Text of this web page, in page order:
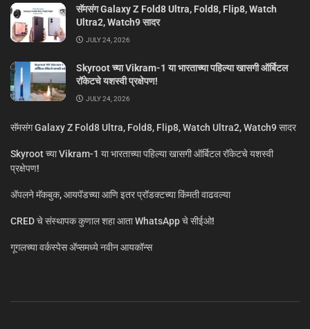
सॅमसंग Galaxy Z Fold8 Ultra, Fold8, Flip8, Watch
Ultra2, Watch9 सादर
JULY 24, 2026
Skyroot च्या Vikram-1 या भारताच्या पहिल्या खासगी ऑर्बिटल
रॉकेटचे यशस्वी प्रक्षेपण!
JULY 24, 2026
सॅमसंग Galaxy Z Fold8 Ultra, Fold8, Flip8, Watch Ultra2, Watch9 सादर
Skyroot च्या Vikram-1 या भारताच्या पहिल्या खासगी ऑर्बिटल रॉकेटचे यशस्वी
प्रक्षेपण!
ॲपलने मॅकबुक, आयपॅडच्या आणि इतर प्रॉडक्टच्या किंमती वाढवल्या
CRED चे संस्थापक कुणाल शहा आता WhatsApp चे सीईओ!
गूगलच्या वर्कस्पेस अ‍ॅप्समध्ये नवीन आयकॉन्स